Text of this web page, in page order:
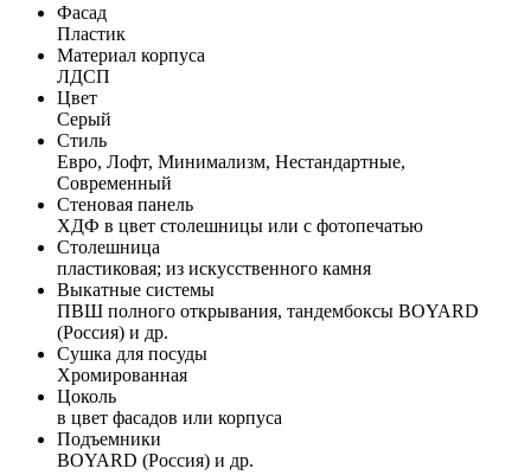
Фасад
Пластик
Материал корпуса
ЛДСП
Цвет
Серый
Стиль
Евро, Лофт, Минимализм, Нестандартные,
Современный
Стеновая панель
ХДФ в цвет столешницы или с фотопечатью
Столешница
пластиковая; из искусственного камня
Выкатные системы
ПВШ полного открывания, тандембоксы BOYARD
(Россия) и др.
Сушка для посуды
Хромированная
Цоколь
в цвет фасадов или корпуса
Подъемники
BOYARD (Россия) и др.